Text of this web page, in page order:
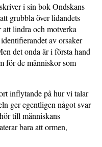
i sin bok Ondskans
grubbla över lidandets
lindra och motverka
av orsaker
det onda är i första hand
för de människor som
inflytande på hur vi talar
ger egentligen något svar
till människans
bara att ormen,